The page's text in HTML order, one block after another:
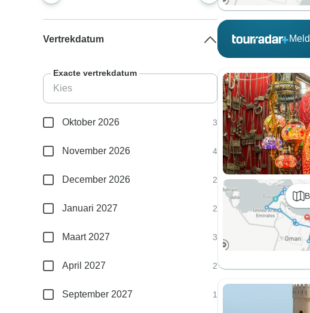
Vertrekdatum
Exacte vertrekdatum
Oktober 2026 3
November 2026 4
December 2026 2
Januari 2027 2
Maart 2027 3
April 2027 2
September 2027 1